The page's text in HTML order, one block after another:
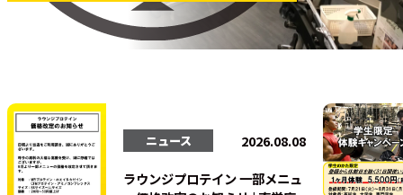
法人会員
ニュース 2026.08.08
ラウンジプロテイン 一部メニュ